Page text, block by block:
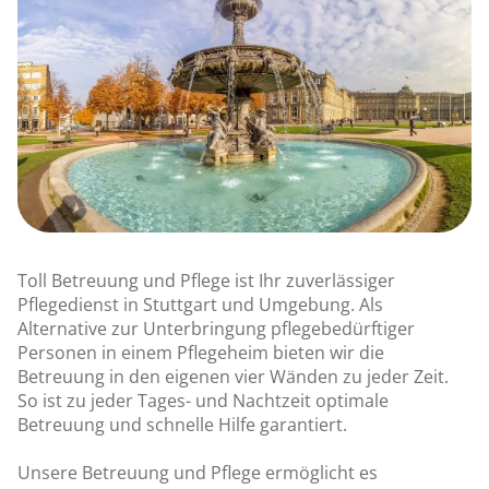
Toll Betreuung und Pflege ist Ihr zuverlässiger
Pflegedienst in Stuttgart und Umgebung. Als
Alternative zur Unterbringung pflegebedürftiger
Personen in einem Pflegeheim bieten wir die
Betreuung in den eigenen vier Wänden zu jeder Zeit.
So ist zu jeder Tages- und Nachtzeit optimale
Betreuung und schnelle Hilfe garantiert.
Unsere Betreuung und Pflege ermöglicht es